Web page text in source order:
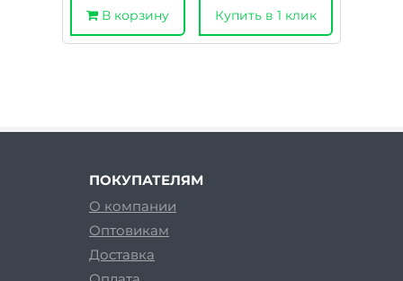
В корзину Купить в 1 клик
ПОКУПАТЕЛЯМ
О компании
Оптовикам
Доставка